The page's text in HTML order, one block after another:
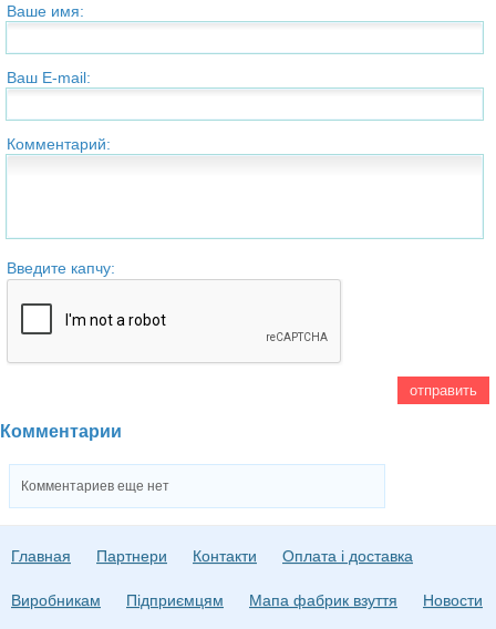
Ваше имя:
Ваш E-mail:
Комментарий:
Введите капчу:
Комментарии
Комментариев еще нет
Главная Партнери Контакти Оплата і доставка
Виробникам Підприємцям Мапа фабрик взуття Новости